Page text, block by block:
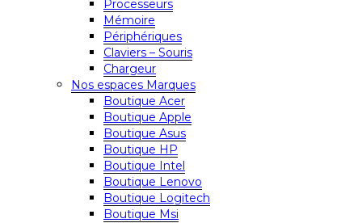
Processeurs
Mémoire
Périphériques
Claviers – Souris
Chargeur
Nos espaces Marques
Boutique Acer
Boutique Apple
Boutique Asus
Boutique HP
Boutique Intel
Boutique Lenovo
Boutique Logitech
Boutique Msi